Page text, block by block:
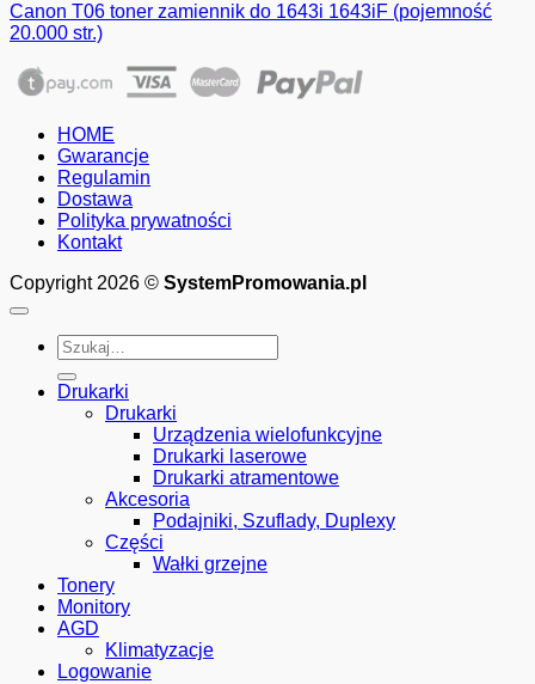
Canon T06 toner zamiennik do 1643i 1643iF (pojemność
20.000 str.)
HOME
Gwarancje
Regulamin
Dostawa
Polityka prywatności
Kontakt
Copyright 2026 © SystemPromowania.pl
Szukaj:
Drukarki
Drukarki
Urządzenia wielofunkcyjne
Drukarki laserowe
Drukarki atramentowe
Akcesoria
Podajniki, Szuflady, Duplexy
Części
Wałki grzejne
Tonery
Monitory
AGD
Klimatyzacje
Logowanie